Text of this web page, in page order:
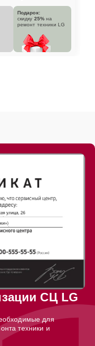
Подарок:
скидку 25% на
ремонт техники LG
СЦ LG
для
техники и